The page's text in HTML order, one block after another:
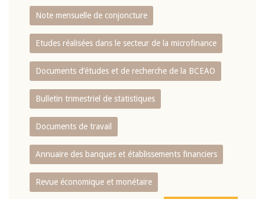
Note mensuelle de conjoncture
Etudes réalisées dans le secteur de la microfinance
Documents d’études et de recherche de la BCEAO
Bulletin trimestriel de statistiques
Documents de travail
Annuaire des banques et établissements financiers
Revue économique et monétaire